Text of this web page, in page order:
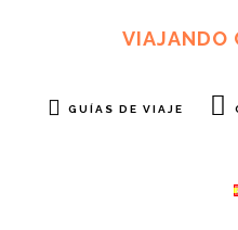
VIAJANDO
GUÍAS DE VIAJE